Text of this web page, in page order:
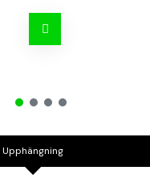
Upphängning